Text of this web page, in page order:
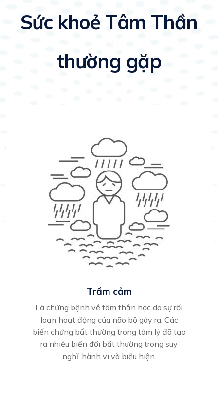
Sức khoẻ Tâm Thần
thường gặp
Trầm cảm
Là chứng bệnh về tâm thần học do sự rối
loạn hoạt động của não bộ gây ra. Các
biến chứng bất thường trong tâm lý đã tạo
ra nhiều biến đổi bất thường trong suy
nghĩ, hành vi và biểu hiện.